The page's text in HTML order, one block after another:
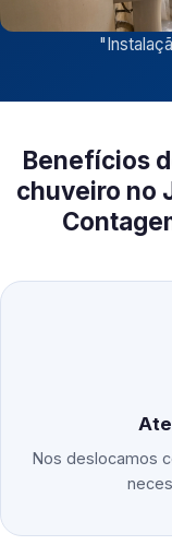
"
Benefícios
chuveiro no
Nos deslocamos